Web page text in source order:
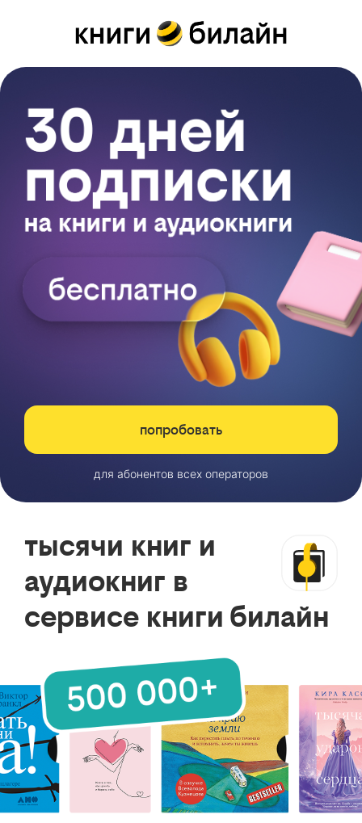
попробовать
для абонентов всех операторов
тысячи книг и
аудиокниг в
сервисе книги билайн